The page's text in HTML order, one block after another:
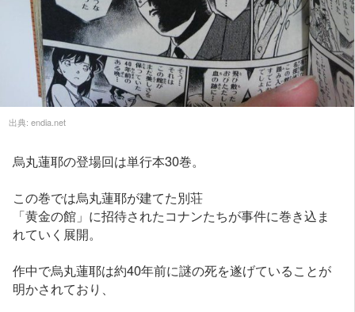
出典: endia.net
烏丸蓮耶の登場回は単行本30巻。
この巻では烏丸蓮耶が建てた別荘
「黄金の館」に招待されたコナンたちが事件に巻き込ま
れていく展開。
作中で烏丸蓮耶は約40年前に謎の死を遂げていることが
明かされており、